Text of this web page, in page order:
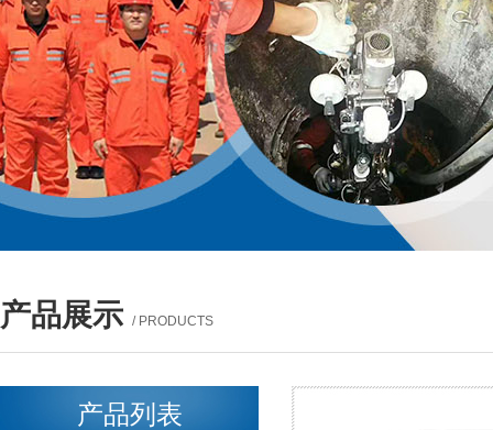
产品展示 / PRODUCTS
产品列表